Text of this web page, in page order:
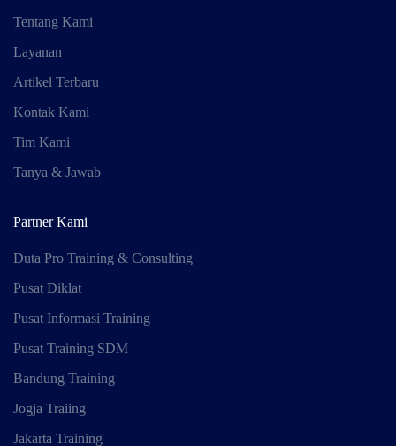
Tentang Kami
Layanan
Artikel Terbaru
Kontak Kami
Tim Kami
Tanya & Jawab
Partner Kami
Duta Pro Training & Consulting
Pusat Diklat
Pusat Informasi Training
Pusat Training SDM
Bandung Training
Jogja Traiing
Jakarta Training